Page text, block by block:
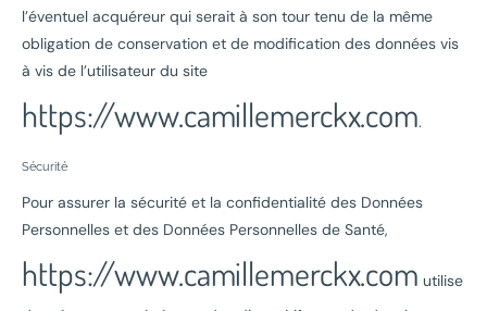
l’éventuel acquéreur qui serait à son tour tenu de la même
obligation de conservation et de modification des données vis
à vis de l’utilisateur du site
https://www.camillemerckx.com.
Sécurité
Pour assurer la sécurité et la confidentialité des Données
Personnelles et des Données Personnelles de Santé,
https://www.camillemerckx.com utilise